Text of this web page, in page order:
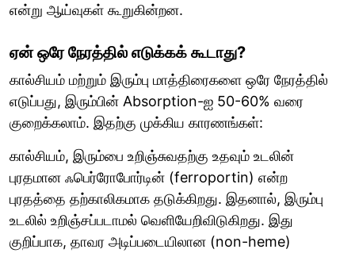
என்று ஆய்வுகள் கூறுகின்றன.
ஏன் ஒரே நேரத்தில் எடுக்கக் கூடாது?
கால்சியம் மற்றும் இரும்பு மாத்திரைகளை ஒரே நேரத்தில்
எடுப்பது, இரும்பின் Absorption-ஐ 50-60% வரை
குறைக்கலாம். இதற்கு முக்கிய காரணங்கள்:
கால்சியம், இரும்பை உறிஞ்சுவதற்கு உதவும் உடலின்
புரதமான ஃபெர்ரோபோர்டின் (ferroportin) என்ற
புரதத்தை தற்காலிகமாக தடுக்கிறது. இதனால், இரும்பு
உடலில் உறிஞ்சப்படாமல் வெளியேறிவிடுகிறது. இது
குறிப்பாக, தாவர அடிப்படையிலான (non-heme)